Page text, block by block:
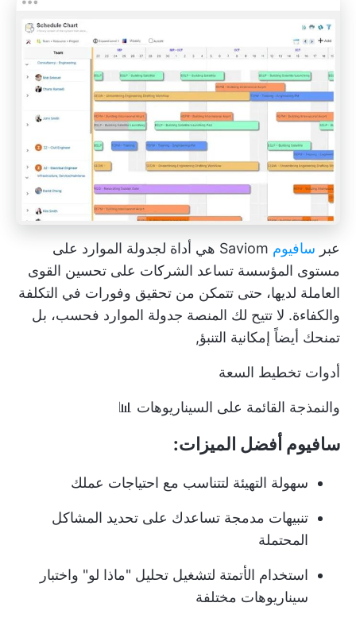
عبر سافيوم
Saviom هي أداة لجدولة الموارد على
مستوى المؤسسة تساعد الشركات على تحسين القوى
العاملة لديها، حتى تتمكن من تحقيق وفورات في التكلفة
والكفاءة. لا تتيح لك المنصة جدولة الموارد فحسب، بل
تمنحك أيضاً إمكانية التنبؤ,
أدوات تخطيط السعة
والنمذجة القائمة على السيناريوهات 📊
سافيوم أفضل الميزات:
سهولة التهيئة لتتناسب مع احتياجات عملك
تنبيهات مدمجة تساعدك على تحديد المشاكل
المحتملة
استخدام الأتمتة لتشغيل تحليل "ماذا لو" واختبار
سيناريوهات مختلفة